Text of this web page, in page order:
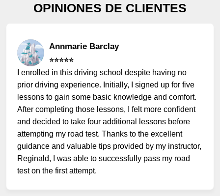
OPINIONES DE CLIENTES
Annmarie Barclay
⭐️⭐️⭐️⭐️⭐️
I enrolled in this driving school despite having no
prior driving experience. Initially, I signed up for five
lessons to gain some basic knowledge and comfort.
After completing those lessons, I felt more confident
and decided to take four additional lessons before
attempting my road test. Thanks to the excellent
guidance and valuable tips provided by my instructor,
Reginald, I was able to successfully pass my road
test on the first attempt.